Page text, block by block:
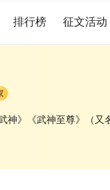
排行榜 征文活动
神》《武神至尊》（又